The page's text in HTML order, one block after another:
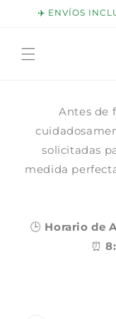
directamente
✈️ ENVÍOS
Antes de
solicitadas
medida
🕒 Horario de
⏰